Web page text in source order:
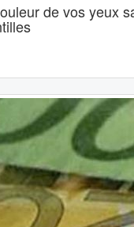
de vos yeux